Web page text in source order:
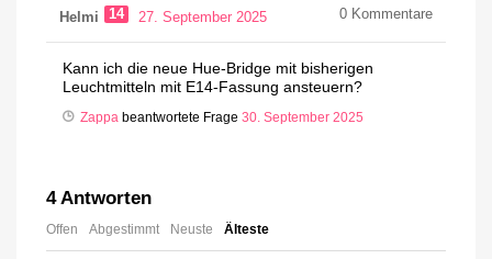
Helmi 14 27. September 2025 0 Kommentare
Kann ich die neue Hue-Bridge mit bisherigen
Leuchtmitteln mit E14-Fassung ansteuern?
Zappa beantwortete Frage 30. September 2025
4Antworten
Offen Abgestimmt Neuste Älteste